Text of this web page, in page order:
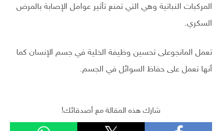
المركبات النباتية وهي التي تمنع تأثير عوامل الإصابة بالمرض
السكري.
تعمل المانجوعلى تحسين وظيفة الخلية في جسم الإنسان كما
أنها تعمل على حفاظ السوائل في الجسم.
شارك هذه المقالة مع أصدقائك!